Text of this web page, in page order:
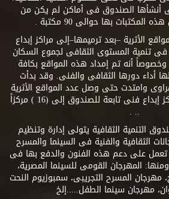
أنشأها الصندوق فى أماكن لم يكن من
المكتبات بها حوالى 90 مكتبة .
الأثرية –بعد ترميمها–إلى مراكز إبداع
تنمية المستوى الثقافى لجموع السكان
وخصوصاً أنه تم إمداد هذه المواقع بكافة
أداء دورها الثقافى والفنى. وقد بدأت
1996 ببيت الهراوى وامتدت حتى وصل عدد المواقع الأثرية
التى تم تحويلها إلى مراكز إبداع فنى تابعة للصندوق إلى (16 ) مركزاً
.. .
التنمية الثقافية يتولى إدارة وتنظيم
الثقافية والفنية فى السينما والمسرح
تعمل على دعم هذه الفنون والدفع بها فى
المهرجان القومى للسينما المصرية،
مهرجان المسرح التجريبى، سمبوزيوم النحت
مهرجان سينما الطفل.....إلخ